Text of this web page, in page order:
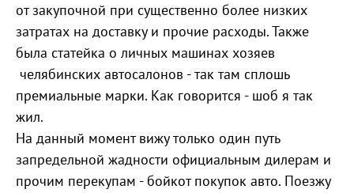
от закупочной при существенно более низких
затратах на доставку и прочие расходы. Также
была статейка о личных машинах хозяев
челябинских автосалонов - так там сплошь
премиальные марки. Как говорится - шоб я так
жил.
На данный момент вижу только один путь
запредельной жадности официальным дилерам и
прочим перекупам - бойкот покупок авто. Поезжу